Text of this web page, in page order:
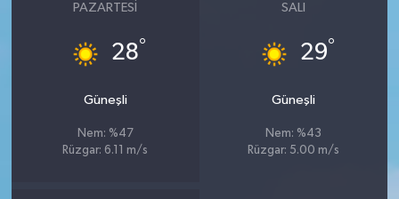
PAZARTESI
28°
Güneşli
Nem: %47
Rüzgar: 6.11 m/s
SALI
29°
Güneşli
Nem: %43
Rüzgar: 5.00 m/s